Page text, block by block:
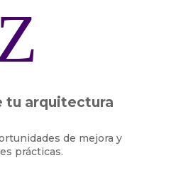
tu arquitectura
de mejora y
prácticas.